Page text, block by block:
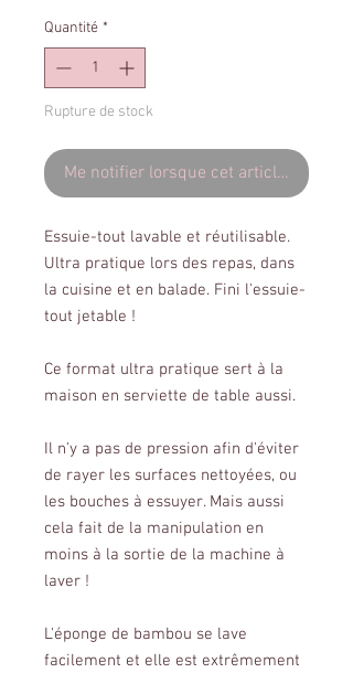
Quantité *
Rupture de stock
Me notifier lorsque cet article est
Essuie-tout lavable et réutilisable.
Ultra pratique lors des repas, dans
la cuisine et en balade. Fini l'essuie-
tout jetable !
Ce format ultra pratique sert à la
maison en serviette de table aussi.
Il n'y a pas de pression afin d'éviter
de rayer les surfaces nettoyées, ou
les bouches à essuyer. Mais aussi
cela fait de la manipulation en
moins à la sortie de la machine à
laver !
L'éponge de bambou se lave
facilement et elle est extrêmement